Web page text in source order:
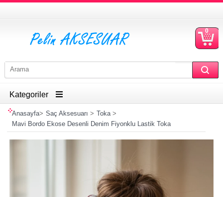
0
Kategoriler
Anasayfa> Saç Aksesuarı > Toka>
Mavi Bordo Ekose Desenli Denim Fiyonklu Lastik Toka